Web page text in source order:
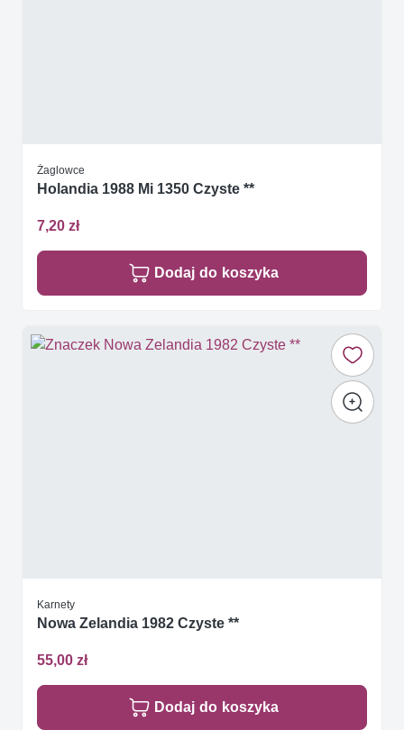
Żaglowce
Holandia 1988 Mi 1350 Czyste **
7,20 zł
Dodaj do koszyka
Karnety
Nowa Zelandia 1982 Czyste **
55,00 zł
Dodaj do koszyka